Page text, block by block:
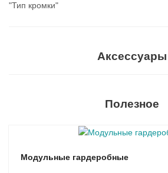
"Тип кромки"
Аксессуары
Полезное
Модульные гардеробные